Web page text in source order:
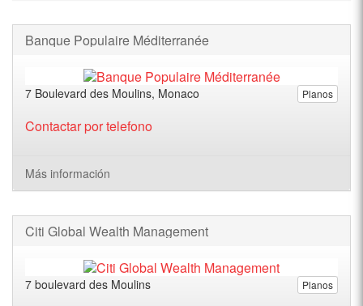
Banque Populaire Méditerranée
Planos
7 Boulevard des Moulins, Monaco
Contactar por telefono
Más información
Citi Global Wealth Management
Planos
7 boulevard des Moulins